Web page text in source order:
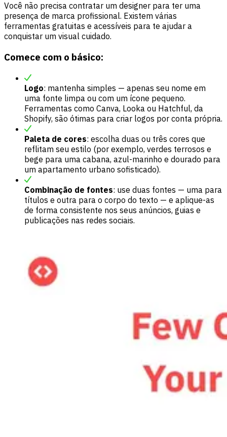
Você não precisa contratar um designer para ter uma
presença de marca profissional. Existem várias
ferramentas gratuitas e acessíveis para te ajudar a
conquistar um visual cuidado.
Comece com o básico:
Logo: mantenha simples — apenas seu nome em
uma fonte limpa ou com um ícone pequeno.
Ferramentas como Canva, Looka ou Hatchful, da
Shopify, são ótimas para criar logos por conta própria.
Paleta de cores: escolha duas ou três cores que
reflitam seu estilo (por exemplo, verdes terrosos e
bege para uma cabana, azul-marinho e dourado para
um apartamento urbano sofisticado).
Combinação de fontes: use duas fontes — uma para
títulos e outra para o corpo do texto — e aplique-as
de forma consistente nos seus anúncios, guias e
publicações nas redes sociais.